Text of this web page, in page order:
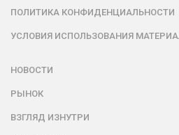
ПОЛИТИКА КОНФИДЕНЦИАЛЬНОСТИ
УСЛОВИЯ ИСПОЛЬЗОВАНИЯ
НОВОСТИ
РЫНОК
ВЗГЛЯД ИЗНУТРИ